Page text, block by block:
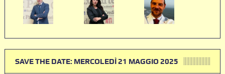
SAVE THE DATE: MERCOLEDÌ 21 MAGGIO 2025